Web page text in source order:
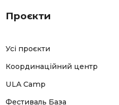
Проєкти
Усі проєкти
Координаційний центр
ULA Camp
Фестиваль База